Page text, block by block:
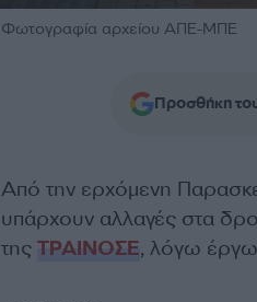
Φωτογραφία αρχείου ΑΠΕ-ΜΠΕ
Προσθήκη
Από την ερχόμενη
υπάρχουν αλλαγές στα
της ΤΡΑΙΝΟΣΕ, λόγω